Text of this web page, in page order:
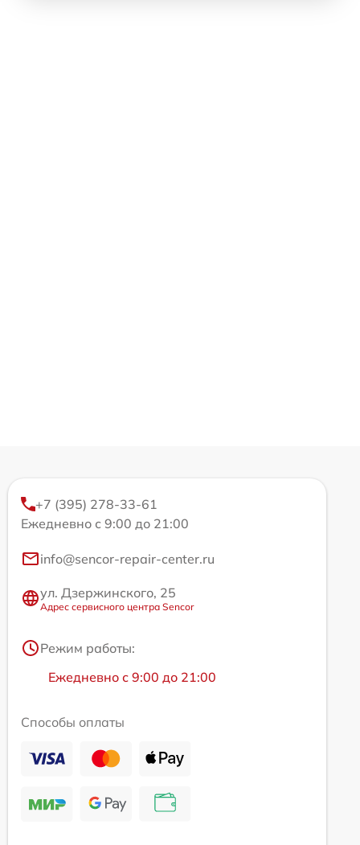
+7 (395) 278-33-61
Ежедневно с 9:00 до 21:00
info@sencor-repair-center.ru
ул. Дзержинского, 25
Адрес сервисного центра Sencor
Режим работы:
Ежедневно с 9:00 до 21:00
Способы оплаты